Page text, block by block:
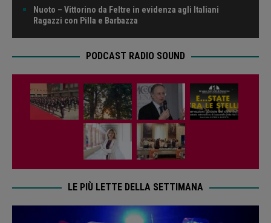
Nuoto – Vittorino da Feltre in evidenza agli Italiani
Ragazzi con Pilla e Barbazza
PODCAST RADIO SOUND
LE PIÙ LETTE DELLA SETTIMANA